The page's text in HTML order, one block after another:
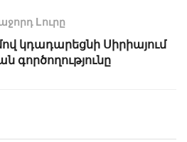
Lուրը
կդադարեցնի Սիրիայում
գործողությունը